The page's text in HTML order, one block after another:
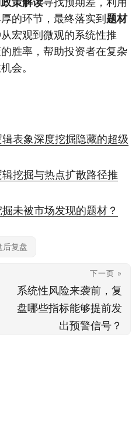
的环节，最终落实到题材
宏观到微观的系统性推
胜率，帮助投资者在复杂
会。
表象深度挖掘隐藏的超级
挖掘与热点扩散路径推
未被市场发现的题材？
后复盘
下一页 »
系统性风险来袭前，复
盘哪些指标能够提前发
出预警信号？